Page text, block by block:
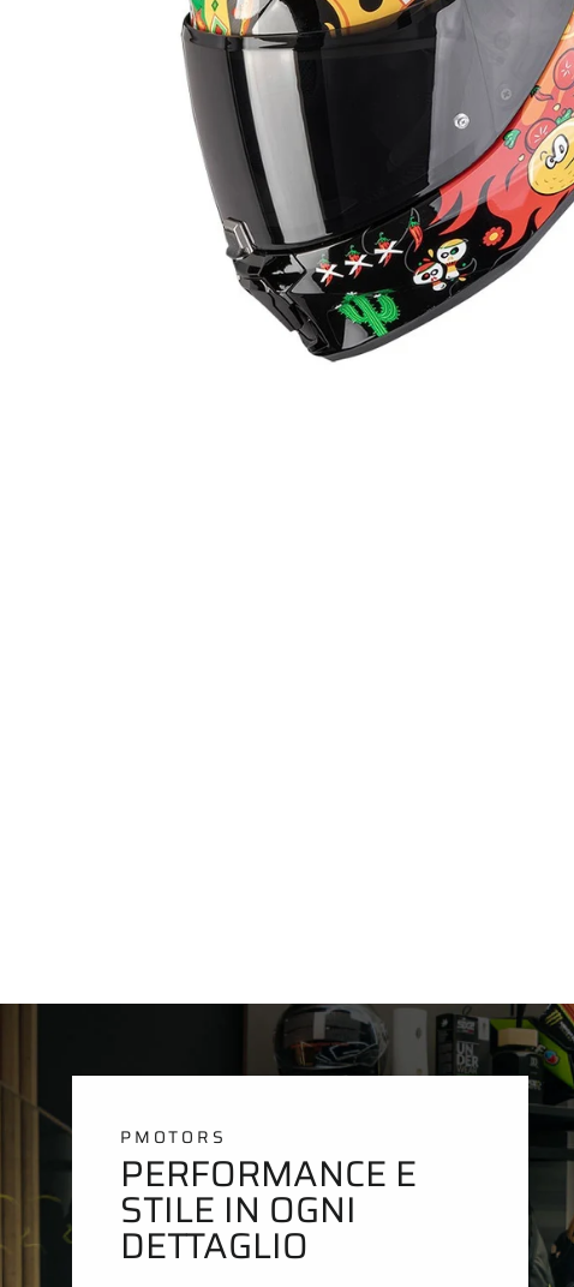
PMOTORS
PERFORMANCE E
STILE IN OGNI
DETTAGLIO